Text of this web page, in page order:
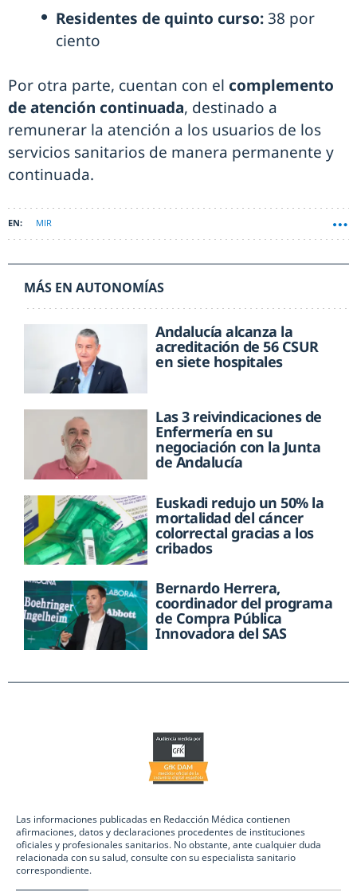
Residentes de quinto curso:38 por
ciento
Por otra parte, cuentan con el complemento
de atención continuada, destinado a
remunerar la atención a los usuarios de los
servicios sanitarios de manera permanente y
continuada.
MIR
MÁS EN AUTONOMÍAS
Andalucía alcanza la
acreditación de 56 CSUR
en siete hospitales
Las 3 reivindicaciones de
Enfermería en su
negociación con la Junta
de Andalucía
Euskadi redujo un 50% la
mortalidad del cáncer
colorrectal gracias a los
cribados
Bernardo Herrera,
coordinador del programa
de Compra Pública
Innovadora del SAS
Las informaciones publicadas en Redacción Médica contienen
afirmaciones, datos y declaraciones procedentes de instituciones
oficiales y profesionales sanitarios. No obstante, ante cualquier duda
relacionada con su salud, consulte con su especialista sanitario
correspondiente.